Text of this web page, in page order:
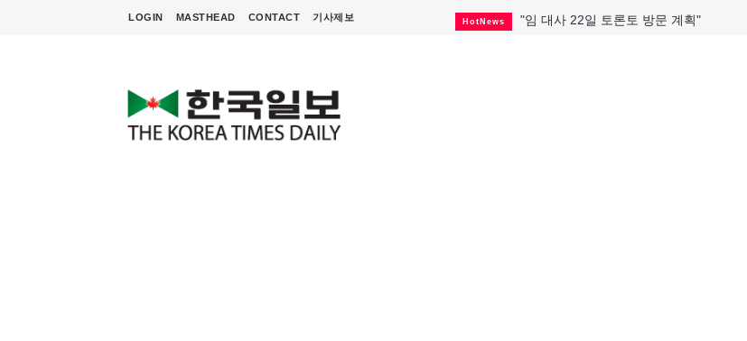
LOGIN MASTHEAD CONTACT 기사제보 HotNews "임 대사 22일 토론토 방문 계획"